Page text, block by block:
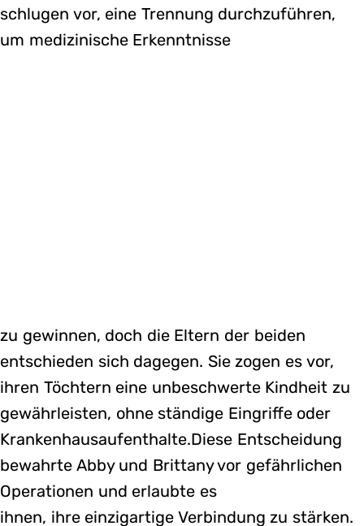
schlugen vor, eine Trennung durchzuführen,
um medizinische Erkenntnisse
zu gewinnen, doch die Eltern der beiden
entschieden sich dagegen. Sie zogen es vor,
ihren Töchtern eine unbeschwerte Kindheit zu
gewährleisten, ohne ständige Eingriffe oder
Krankenhausaufenthalte.Diese Entscheidung
bewahrte Abby und Brittany vor gefährlichen
Operationen und erlaubte es
ihnen, ihre einzigartige Verbindung zu stärken.